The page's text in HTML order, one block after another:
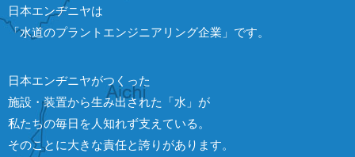
日本エンヂニヤは
「水道のプラントエンジニアリング企業」です。
日本エンヂニヤがつくった
施設・装置から生み出された「水」が
私たちの毎日を人知れず支えている。
そのことに大きな責任と誇りがあります。